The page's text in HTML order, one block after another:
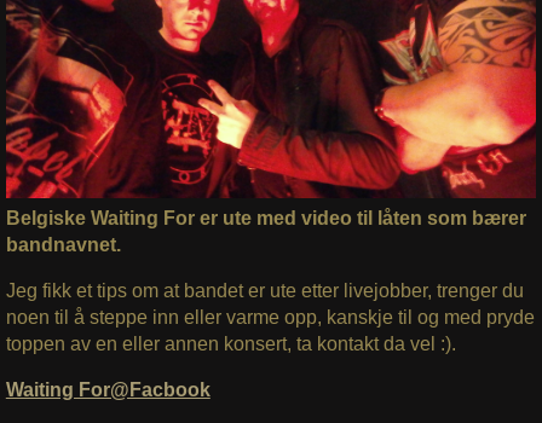
Belgiske Waiting For er ute med video til låten som bærer
bandnavnet.
Jeg fikk et tips om at bandet er ute etter livejobber, trenger du
noen til å steppe inn eller varme opp, kanskje til og med pryde
toppen av en eller annen konsert, ta kontakt da vel :).
Waiting For@Facbook